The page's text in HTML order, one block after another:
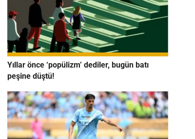
Yıllar önce ‘popülizm’ dediler, bugün batı
peşine düştü!